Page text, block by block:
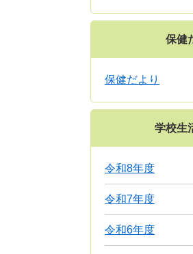
保健
保健だより
学校生
令和8年度
令和7年度
令和6年度